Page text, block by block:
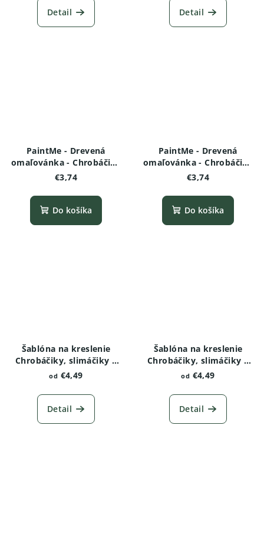
Detail Detail
PaintMe - Drevená
omaľovánka - Chrobáčiky
a pavúčiky - Škorpión
€3,74
Do košíka
PaintMe - Drevená
omaľovánka - Chrobáčiky
a pavúčiky - Nosorožtek
€3,74
Do košíka
Šablóna na kreslenie
Chrobáčiky, slimáčiky a
červíky - Vážka
od €4,49
Detail
Šablóna na kreslenie
Chrobáčiky, slimáčiky a
červíky - Motýľ
od €4,49
Detail